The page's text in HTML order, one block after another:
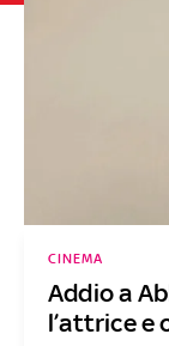
Addio a
l’attrice
CINEMA